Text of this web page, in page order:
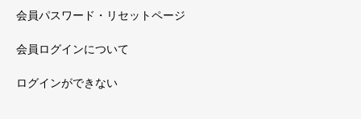
会員パスワード・リセットページ
会員ログインについて
ログインができない